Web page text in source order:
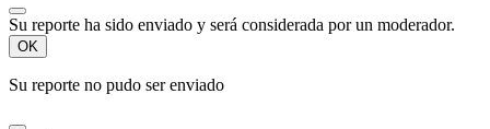
Su reporte ha sido enviado y será considerada por un moderador.
OK
Su reporte no pudo ser enviado